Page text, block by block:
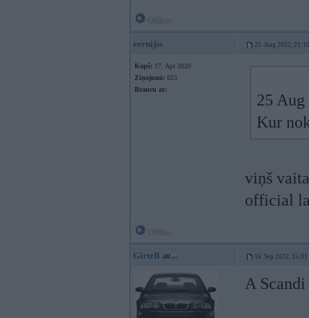
eernijss 25. Aug 2022, 21:16
Kopš: 17. Apr 2020
Ziņojumi: 623
Braucu ar:
25
Kur
viņš
official
GirtzB 16. Sep 2022, 15:01
A